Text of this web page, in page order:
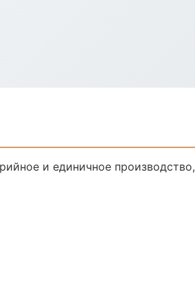
и единичное производство,